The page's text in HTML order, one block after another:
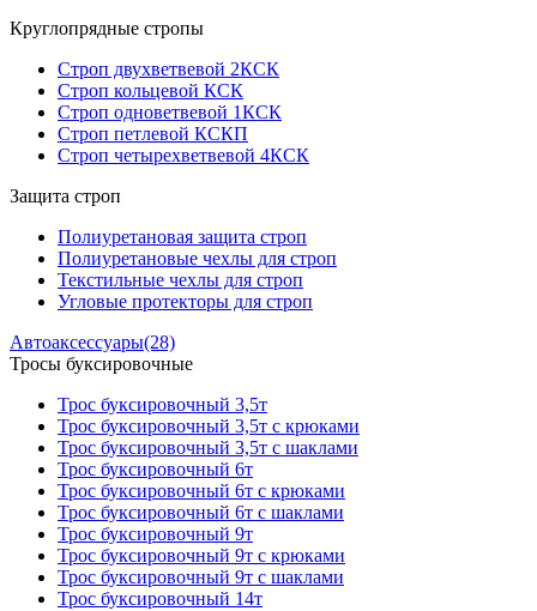
Круглопрядные стропы
Строп двухветвевой 2КСК
Строп кольцевой КСК
Строп одноветвевой 1КСК
Строп петлевой КСКП
Строп четырехветвевой 4КСК
Защита строп
Полиуретановая защита строп
Полиуретановые чехлы для строп
Текстильные чехлы для строп
Угловые протекторы для строп
Автоаксессуары(28)
Тросы буксировочные
Трос буксировочный 3,5т
Трос буксировочный 3,5т с крюками
Трос буксировочный 3,5т с шаклами
Трос буксировочный 6т
Трос буксировочный 6т с крюками
Трос буксировочный 6т с шаклами
Трос буксировочный 9т
Трос буксировочный 9т с крюками
Трос буксировочный 9т с шаклами
Трос буксировочный 14т